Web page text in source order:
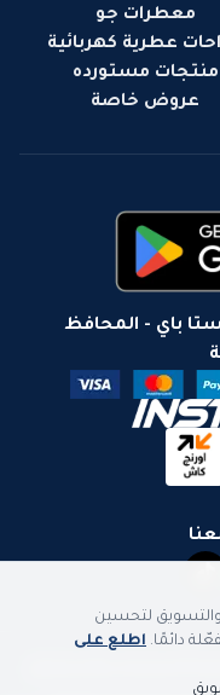
والتسويق لتحسين
دائمًا. اطلع على
معطرات جو
عطرية كهربائية
منتجات مستورده
عروض خاصة
باي - المحافظ